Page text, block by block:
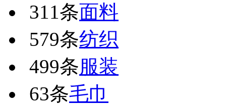
311条面料
579条纺织
499条服装
63条毛巾